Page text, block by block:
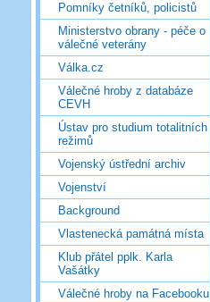
Pomníky četníků, policistů
Ministerstvo obrany - péče o
válečné veterány
Válka.cz
Válečné hroby z databáze
CEVH
Ústav pro studium totalitních
režimů
Vojenský ústřední archiv
Vojenství
Background
Vlastenecká památná místa
Klub přátel pplk. Karla
Vašátky
Válečné hroby na Facebooku